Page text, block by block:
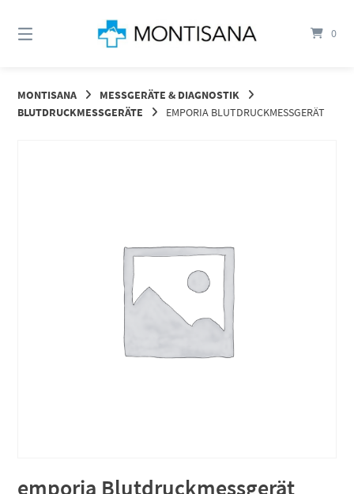
zum
0
MONTISANA
MESSGERÄTE & DIAGNOSTIK
BLUTDRUCKMESSGERÄTE
EMPORIA BLUTDRUCKMESSGERÄT
emporia Blutdruckmessgerät